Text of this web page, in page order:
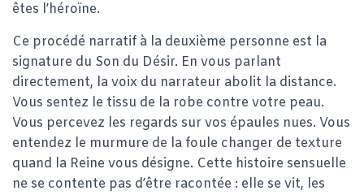
êtes l’héroïne.
Ce procédé narratif à la deuxième personne est la
signature du Son du Désir. En vous parlant
directement, la voix du narrateur abolit la distance.
Vous sentez le tissu de la robe contre votre peau.
Vous percevez les regards sur vos épaules nues. Vous
entendez le murmure de la foule changer de texture
quand la Reine vous désigne. Cette histoire sensuelle
ne se contente pas d’être racontée : elle se vit, les